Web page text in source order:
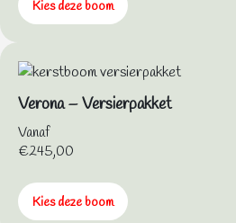
Kies deze boom
Verona – Versierpakket
Vanaf
€245,00
Kies deze boom